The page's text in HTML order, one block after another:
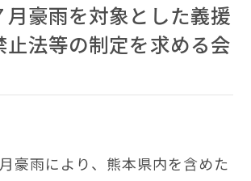
月豪雨を対象とした義援
止法等の制定を求める会
豪雨により、熊本県内を含めた